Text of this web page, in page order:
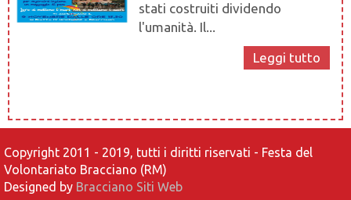
stati costruiti dividendo
l'umanità. Il...
Leggi tutto
Copyright 2011 - 2019, tutti i diritti riservati - Festa del
Volontariato Bracciano (RM)
Designed by Bracciano Siti Web